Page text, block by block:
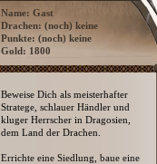
Name: Gast
Drachen: (noch) keine
Punkte: (noch) keine
Gold: 1800
Beweise Dich als meisterhafter
Stratege, schlauer Händler und
kluger Herrscher in Dragosien,
dem Land der Drachen.
Errichte eine Siedlung, baue eine